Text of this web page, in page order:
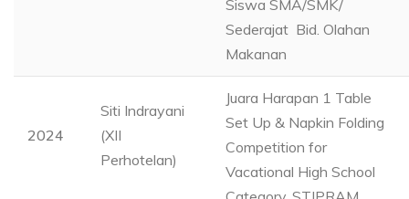
Siswa SMA/SMK/
Sederajat Bid. Olahan
Makanan
2024
Siti Indrayani
(XII
Perhotelan)
Juara Harapan 1 Table
Set Up & Napkin Folding
Competition for
Vacational High School